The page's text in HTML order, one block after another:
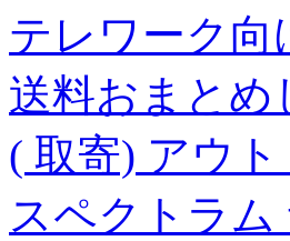
テレワーク向
送料おまとめ
( 取寄) アウ
スペクトラム